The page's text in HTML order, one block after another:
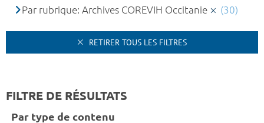
Par rubrique: Archives COREVIH Occitanie
(30)
RETIRER TOUS LES FILTRES
FILTRE DE RÉSULTATS
Par type de contenu